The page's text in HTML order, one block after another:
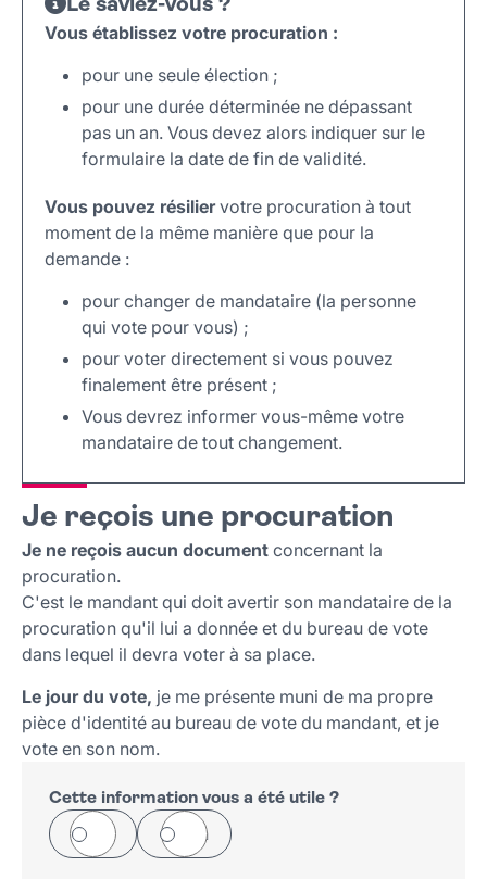
Le saviez-vous ?
Vous établissez votre procuration :
pour une seule élection ;
pour une durée déterminée ne dépassant
pas un an. Vous devez alors indiquer sur le
formulaire la date de fin de validité.
Vous pouvez résiliervotre procuration à tout
moment de la même manière que pour la
demande :
pour changer de mandataire (la personne
qui vote pour vous) ;
pour voter directement si vous pouvez
finalement être présent ;
Vous devrez informer vous-même votre
mandataire de tout changement.
Je reçois une procuration
Je ne reçois aucun document concernant la
procuration.
C'est le mandant qui doit avertir son mandataire de la
procuration qu'il lui a donnée et du bureau de vote
dans lequel il devra voter à sa place.
Le jour du vote, je me présente muni de ma propre
pièce d'identité au bureau de vote du mandant, et je
vote en son nom.
Cette information vous a été utile ?
Oui Non